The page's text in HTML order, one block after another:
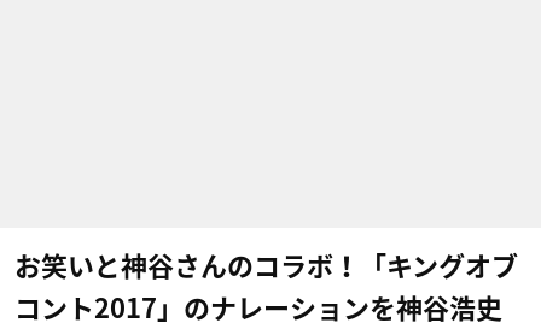
お笑いと神谷さんのコラボ！「キングオブ
コント2017」のナレーションを神谷浩史